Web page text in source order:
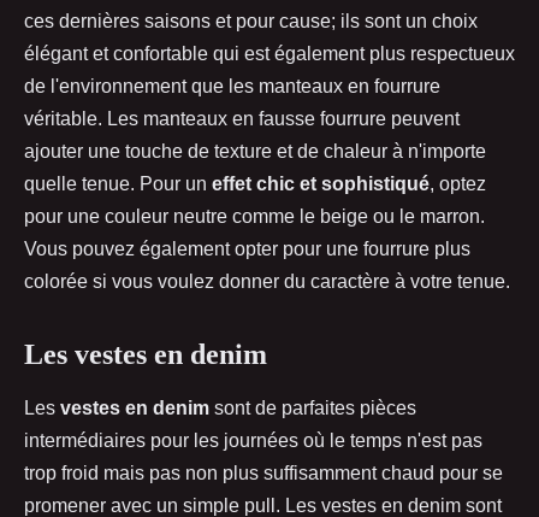
ces dernières saisons et pour cause; ils sont un choix
élégant et confortable qui est également plus respectueux
de l'environnement que les manteaux en fourrure
véritable. Les manteaux en fausse fourrure peuvent
ajouter une touche de texture et de chaleur à n'importe
quelle tenue. Pour un effet chic et sophistiqué, optez
pour une couleur neutre comme le beige ou le marron.
Vous pouvez également opter pour une fourrure plus
colorée si vous voulez donner du caractère à votre tenue.
Les vestes en denim
Les vestes en denim sont de parfaites pièces
intermédiaires pour les journées où le temps n'est pas
trop froid mais pas non plus suffisamment chaud pour se
promener avec un simple pull. Les vestes en denim sont